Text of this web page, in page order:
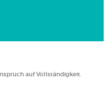
auf Vollständigkeit.